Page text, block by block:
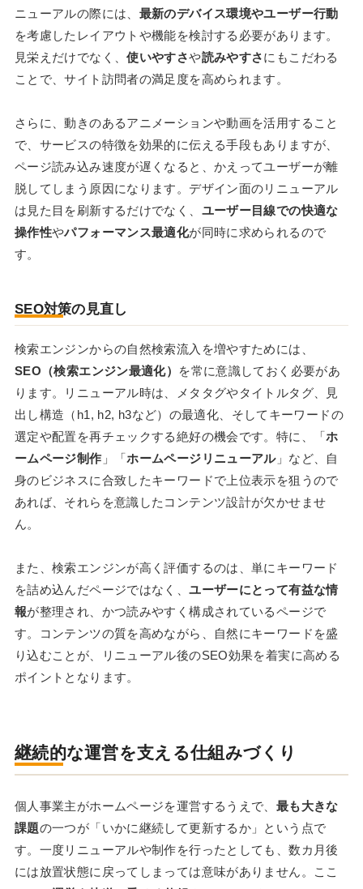
ニューアルの際には、 最新のデバイス環境やユーザー行動
を考慮したレイアウトや機能を検討する必要があります。
見栄えだけでなく、使いやすさや読みやすさにもこだわる
ことで、サイト訪問者の満足度を高められます。
さらに、動きのあるアニメーションや動画を活用すること
で、サービスの特徴を効果的に伝える手段もありますが、
ページ読み込み速度が遅くなると、かえってユーザーが離
脱してしまう原因になります。デザイン面のリニューアル
は見た目を刷新するだけでなく、 ユーザー目線での快適な
操作性やパフォーマンス最適化が同時に求められるので
す。
SEO対策の見直し
検索エンジンからの自然検索流入を増やすためには、
SEO（検索エンジン最適化）
を常に意識しておく必要があ
ります。リニューアル時は、メタタグやタイトルタグ、見
出し構造（h1, h2, h3など）の最適化、そしてキーワードの
選定や配置を再チェックする絶好の機会です。特に、「ホ
ームページ制作 」「ホームページリニューアル」など、自
身のビジネスに合致したキーワードで上位表示を狙うので
あれば、それらを意識したコンテンツ設計が欠かせませ
ん。
また、検索エンジンが高く評価するのは、単にキーワード
を詰め込んだページではなく、ユーザーにとって有益な情
報が整理され、かつ読みやすく構成されているページで
す。コンテンツの質を高めながら、自然にキーワードを盛
り込むことが、リニューアル後のSEO効果を着実に高める
ポイントとなります。
継続的な運営を支える仕組みづくり
個人事業主がホームページを運営するうえで、 最も大きな
課題の一つが「いかに継続して更新するか」という点で
す。一度リニューアルや制作を行ったとしても、数カ月後
には放置状態に戻ってしまっては意味がありません。ここ